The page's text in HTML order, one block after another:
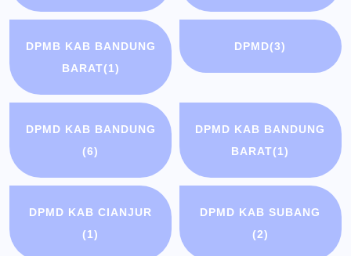
DPMB KAB BANDUNG
BARAT(1)
DPMD(3)
DPMD KAB BANDUNG
(6)
DPMD KAB BANDUNG
BARAT(1)
DPMD KAB CIANJUR
(1)
DPMD KAB SUBANG
(2)